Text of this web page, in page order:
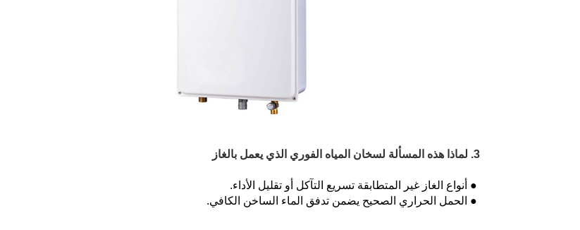
3. لماذا هذه المسألة لسخان المياه الفوري الذي يعمل بالغاز
● أنواع الغاز غير المتطابقة تسريع التآكل أو تقليل الأداء.
● الحمل الحراري الصحيح يضمن تدفق الماء الساخن الكافي.